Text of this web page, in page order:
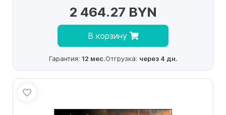
2 464.27 BYN
В корзину
Гарантия: 12 мес.Отгрузка: через 4 дн.